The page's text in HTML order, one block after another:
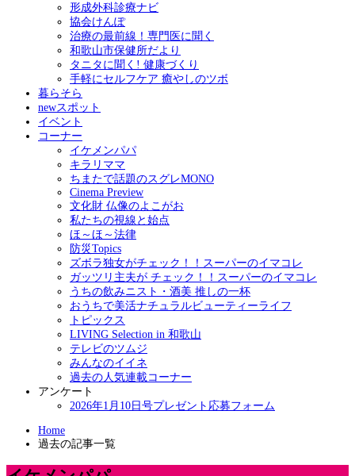
形成外科診療ナビ
協会けんぽ
治療の最前線！専門医に聞く
和歌山市保健所だより
タニタに聞く! 健康づくり
手軽にセルフケア 癒やしのツボ
暮らそら
newスポット
イベント
コーナー
イケメンパパ
キラリママ
ちまたで話題のスグレMONO
Cinema Preview
文化財 仏像のよこがお
私たちの視線と始点
ほ～ほ～法律
防災Topics
ズボラ独女がチェック！！スーパーのイマコレ
ガッツリ主夫が チェック！！スーパーのイマコレ
うちの飲みニスト・酒美 推しの一杯
おうちで美活ナチュラルビューティーライフ
トピックス
LIVING Selection in 和歌山
テレビのツムジ
みんなのイイネ
過去の人気連載コーナー
アンケート
2026年1月10日号プレゼント応募フォーム
Home
過去の記事一覧